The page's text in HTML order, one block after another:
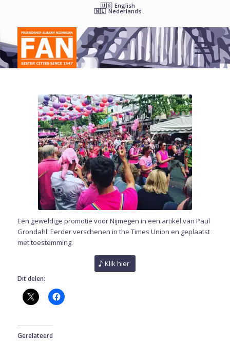
English
Nederlands
Een geweldige promotie voor Nijmegen in een artikel van Paul
Grondahl. Eerder verschenen in the Times Union en geplaatst
met toestemming.
Klik hier
Dit delen:
Gerelateerd